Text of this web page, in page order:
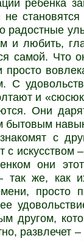
радостные
и любить,
самой. Что
просто
С
и
Они
бытовым
с
искусством
они
– так же,
просто
другом,
развлечет